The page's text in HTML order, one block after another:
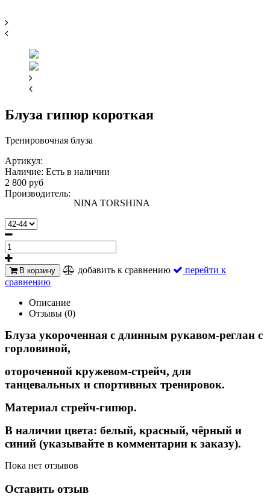
Блуза гипюр короткая
Тренировочная блуза
Артикул:
Наличие: Есть в наличии
2 800 руб
Производитель:
NINA TORSHINA
В корзину добавить к сравнению
перейти к
сравнению
Описание
Отзывы (0)
Блуза укороченная с длинным рукавом-реглан с
горловиной,
отороченной кружевом-стрейч, для
танцевальных и спортивных тренировок.
Материал стрейч-гипюр.
В наличии цвета: белый, красный, чёрный и
синий (указывайте в комментарии к заказу).
Пока нет отзывов
Оставить отзыв